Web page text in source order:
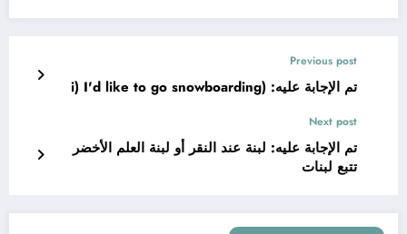
Previous post
تم الإجابة عليه: (i) I'd like to go snowboarding
Next post
تم الإجابة عليه: لبنة عند النقر أو لبنة العلم الأخضر
تتبع لبنات